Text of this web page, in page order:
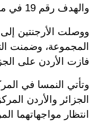
والهدف رقم 19 في مسيرته التاريخية بكأس العالم.
ووصلت الأرجنتين
المجموعة، وضمنت
فازت الأردن على
وتأتي النمسا في
الجزائر والأردن
انتظار مواجهاتهما